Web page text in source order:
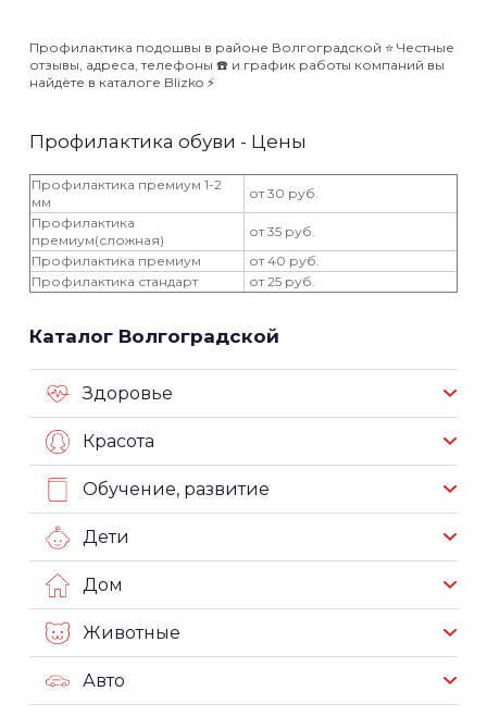
Профилактика подошвы в районе Волгоградской ⭐️ Честные
отзывы, адреса, телефоны ☎️ и график работы компаний вы
найдёте в каталоге Blizko ⚡️
Профилактика обуви - Цены
Профилактика премиум 1-2
мм
от 30 руб.
Профилактика
премиум(сложная)
от 35 руб.
Профилактика премиум
от 40 руб.
Профилактика стандарт
от 25 руб.
Каталог Волгоградской
Здоровье
Красота
Обучение, развитие
Дети
Дом
Животные
Авто